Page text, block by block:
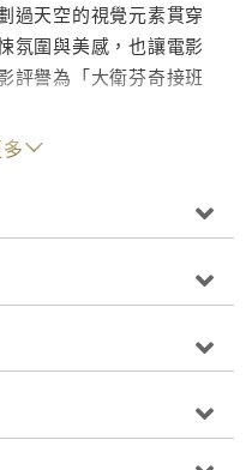
過天空的視覺元素貫穿
氛圍與美感，也讓電影
評譽為「大衛芬奇接班